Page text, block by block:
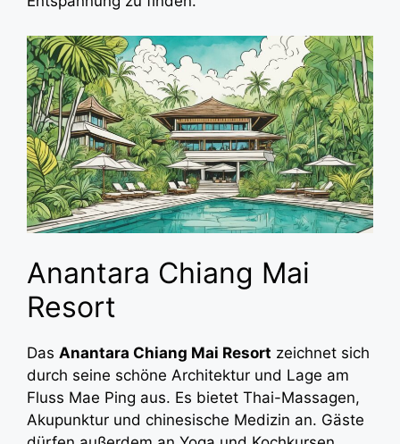
Anantara Chiang Mai
Resort
Das Anantara Chiang Mai Resort zeichnet sich
durch seine schöne Architektur und Lage am
Fluss Mae Ping aus. Es bietet Thai-Massagen,
Akupunktur und chinesische Medizin an. Gäste